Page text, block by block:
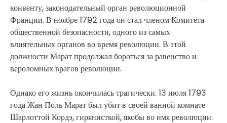
конвенту, законодательный орган революционной
Франции. В ноябре 1792 года он стал членом Комитета
общественной безопасности, одного из самых
влиятельных органов во время революции. В этой
должности Марат продолжал бороться за равенство и
вероломных врагов революции.
Однако его жизнь окончилась трагически. 13 июля 1793
года Жан Поль Марат был убит в своей ванной комнате
Шарлоттой Кордэ, гирянисткой, якобы во имя революции.